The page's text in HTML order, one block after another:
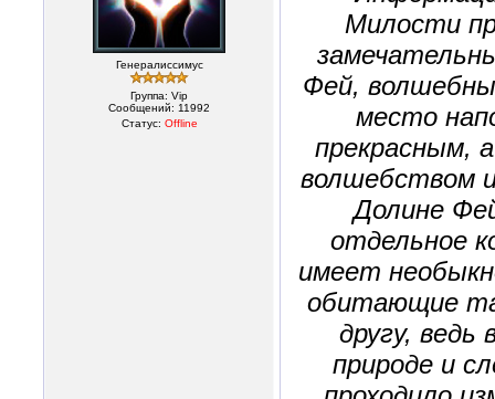
Генералиссимус
Группа: Vip
Сообщений: 11992
Статус: Offline
Милости
Фей,
место
прекрасным,
волшебством
Долине
отдельное
имеет
обитающие
другу, ведь
природе и